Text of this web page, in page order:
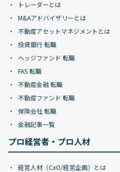
トレーダーとは
M&Aアドバイザリーとは
不動産アセットマネジメントとは
投資銀行 転職
ヘッジファンド 転職
FAS 転職
不動産金融 転職
不動産ファンド 転職
保険会社 転職
金融記事一覧
プロ経営者・プロ人材
経営人材（CxO/経営企画）とは